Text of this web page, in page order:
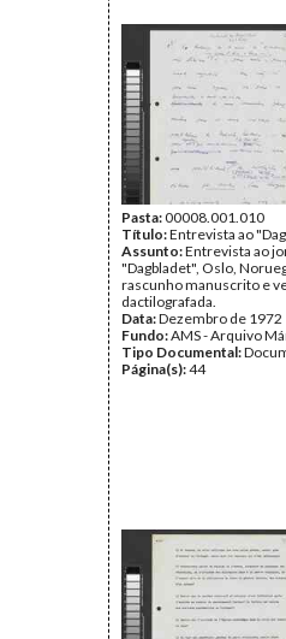
Pasta:00008.001.010
Título:Entrevista ao
Assunto:Entrevista ao
"Dagbladet", Oslo,
rascunho manuscrito e
dactilografada.
Data:Dezembro de 1972
Fundo:AMS - Arquivo
Tipo Documental:
Página(s):44